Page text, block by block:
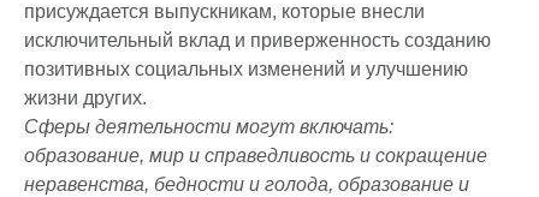
присуждается выпускникам, которые внесли
исключительный вклад и приверженность созданию
позитивных социальных изменений и улучшению
жизни других.
Сферы деятельности могут включать:
образование, мир и справедливость и сокращение
неравенства, бедности и голода, образование и